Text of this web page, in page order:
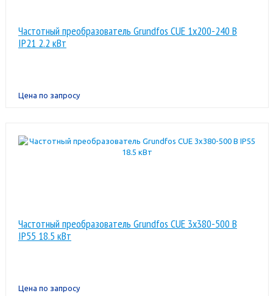
Частотный преобразователь Grundfos CUE 1x200-240 В
IP21 2.2 кВт
Цена по запросу
Частотный преобразователь Grundfos CUE 3x380-500 В
IP55 18.5 кВт
Цена по запросу